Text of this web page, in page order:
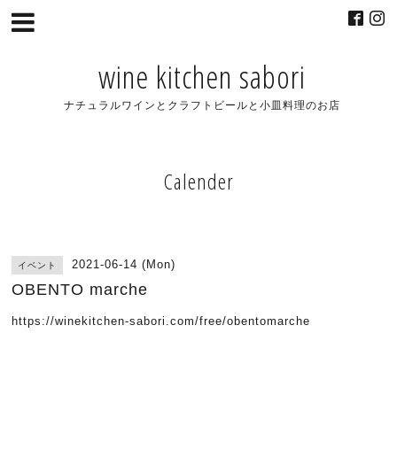
wine kitchen sabori
ナチュラルワインとクラフトビールと小皿料理のお店
Calender
イベント 2021-06-14 (Mon)
OBENTO marche
https://winekitchen-sabori.com/free/obentomarche